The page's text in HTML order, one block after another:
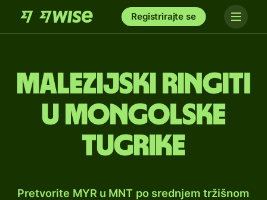
Registrirajte se
Malezijski ringiti
u mongolske
tugrike
Pretvorite MYR u MNT po srednjem tržišnom